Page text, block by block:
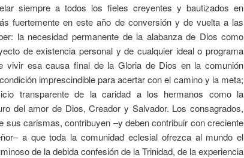
siempre a todos los fieles creyentes y bautizados en
fuertemente en este año de conversión y de vuelta a las
la necesidad permanente de la alabanza de Dios como
de existencia personal y de cualquier ideal o programa
vivir esa causa final de la Gloria de Dios en la comunión
imprescindible para acertar con el camino y la meta;
transparente de la caridad a los hermanos como la
del amor de Dios, Creador y Salvador. Los consagrados,
sus carismas, contribuyen –y deben contribuir con creciente
a que toda la comunidad eclesial ofrezca al mundo el
de la debida confesión de la Trinidad, de la experiencia